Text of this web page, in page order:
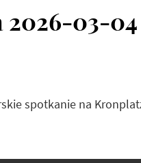
2026-03-04
spotkanie na